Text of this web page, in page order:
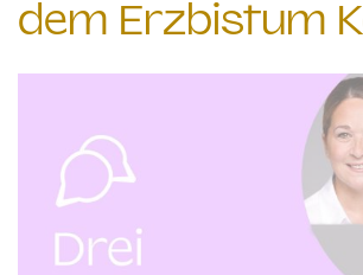
dem Erzbistum